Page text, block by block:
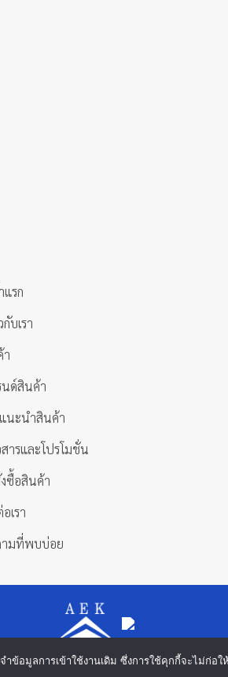
รก
กับเรา
ด์สินค้า
นะนำสินค้า
ารและโปรโมชั่น
ซื้อสินค้า
เรา
ามที่พบบ่อย
Copyright 2026 ©บริษัท เอกดำรงค์แมชชีนทูล
ข้อมูลการเข้าใช้งานเดิม ซึ่งการใช้คุกกี้จะไม่ก่อ